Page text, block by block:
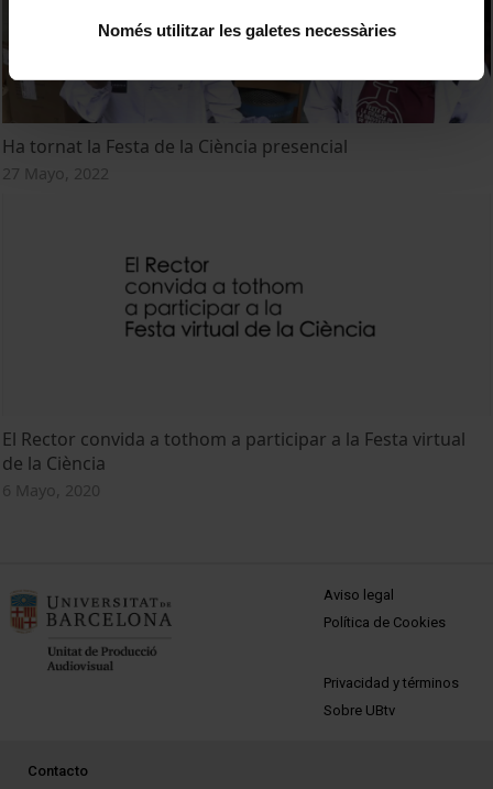
Només utilitzar les galetes necessàries
Ha tornat la Festa de la Ciència presencial
27 Mayo, 2022
El Rector convida a tothom a participar a la Festa virtual
de la Ciència
6 Mayo, 2020
MENÚ PEU 1
Aviso legal
Política de Cookies
PEU 2
Privacidad y términos
Sobre UBtv
PEU 3
Contacto